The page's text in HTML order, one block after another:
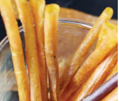
DE
LA
UNAM